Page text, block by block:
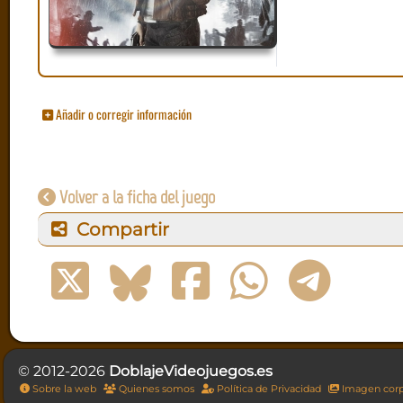
Añadir o corregir información
Volver a la ficha del juego
Compartir
© 2012-2026 DoblajeVideojuegos.es
Sobre la web Quienes somos Política de Privacidad Imagen